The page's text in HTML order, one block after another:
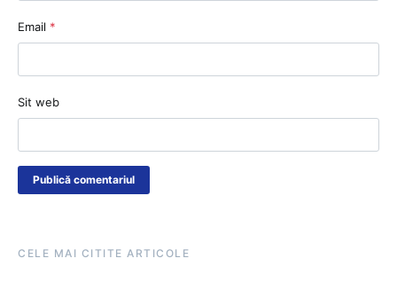
Email *
Sit web
CELE MAI CITITE ARTICOLE